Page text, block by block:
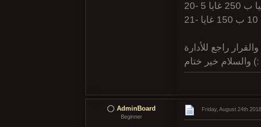
250 غايا
راجع للأدارة
والسلام خير ختام (:
AdminBoard
Beginner
Friday, August 24th